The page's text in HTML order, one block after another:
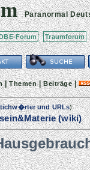
Paranormal
Forum Traumforum
|Themen|Beiträge|
und URLs):
(wiki)